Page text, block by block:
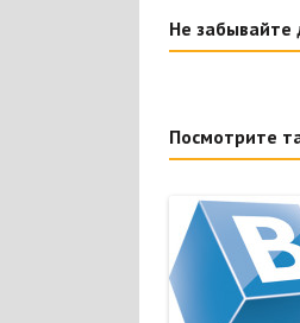
Не забывайте
Посмотрите